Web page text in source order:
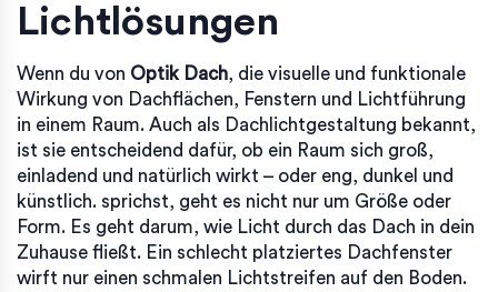
Lichtlösungen
Wenn du von Optik Dach, die visuelle und funktionale
Wirkung von Dachflächen, Fenstern und Lichtführung
in einem Raum. Auch als Dachlichtgestaltung bekannt,
ist sie entscheidend dafür, ob ein Raum sich groß,
einladend und natürlich wirkt – oder eng, dunkel und
künstlich. sprichst, geht es nicht nur um Größe oder
Form. Es geht darum, wie Licht durch das Dach in dein
Zuhause fließt. Ein schlecht platziertes Dachfenster
wirft nur einen schmalen Lichtstreifen auf den Boden.